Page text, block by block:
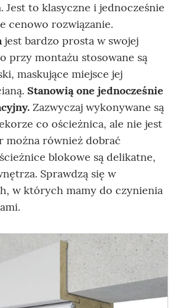
Jest to klasyczne i jednocześnie
cenowo rozwiązanie.
jest bardzo prosta w swojej
przy montażu stosowane są
maskujące miejsce jej
Stanowią one jednocześnie
Zazwyczaj wykonywane są
co ościeżnica, ale nie jest
można również dobrać
blokowe są delikatne,
Sprawdzą się w
w których mamy do czynienia